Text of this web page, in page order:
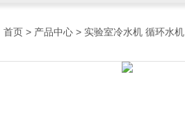
首页 > 产品中心 > 实验室冷水机 循环水机